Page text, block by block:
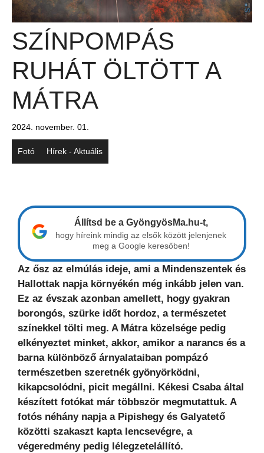
SZÍNPOMPÁS
RUHÁT ÖLTÖTT A
MÁTRA
2024. november. 01.
Fotó Hírek - Aktuális
Állítsd be a GyöngyösMa.hu-t,
hogy híreink mindig az elsők között jelenjenek
meg a Google keresőben!
Az ősz az elmúlás ideje, ami a Mindenszentek és
Hallottak napja környékén még inkább jelen van.
Ez az évszak azonban amellett, hogy gyakran
borongós, szürke időt hordoz, a természetet
színekkel tölti meg. A Mátra közelsége pedig
elkényeztet minket, akkor, amikor a narancs és a
barna különböző árnyalataiban pompázó
természetben szeretnék gyönyörködni,
kikapcsolódni, picit megállni. Kékesi Csaba által
készített fotókat már többször megmutattuk. A
fotós néhány napja a Pipishegy és Galyatető
közötti szakaszt kapta lencsevégre, a
végeredmény pedig lélegzetelállító.